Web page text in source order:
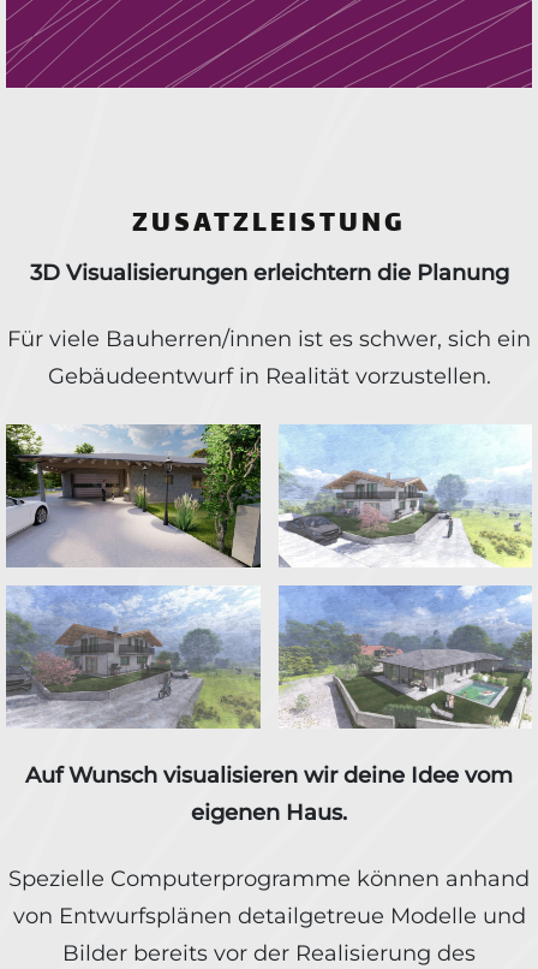
ZUSATZLEISTUNG
3D Visualisierungen erleichtern die Planung
Für viele Bauherren/innen ist es schwer, sich ein
Gebäudeentwurf in Realität vorzustellen.
Auf Wunsch visualisieren wir deine Idee vom
eigenen Haus.
Spezielle Computerprogramme können anhand
von Entwurfsplänen detailgetreue Modelle und
Bilder bereits vor der Realisierung des